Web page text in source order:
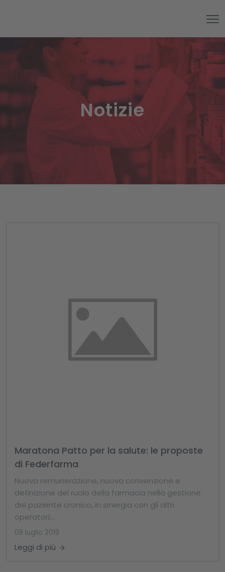
Notizie
Maratona Patto per la salute: le proposte
di Federfarma
Nuova remunerazione, nuova convenzione e
definizione del ruolo della farmacia nella gestione
del paziente cronico, in sinergia con gli altri
operatori...
09 luglio 2019
Leggi di più